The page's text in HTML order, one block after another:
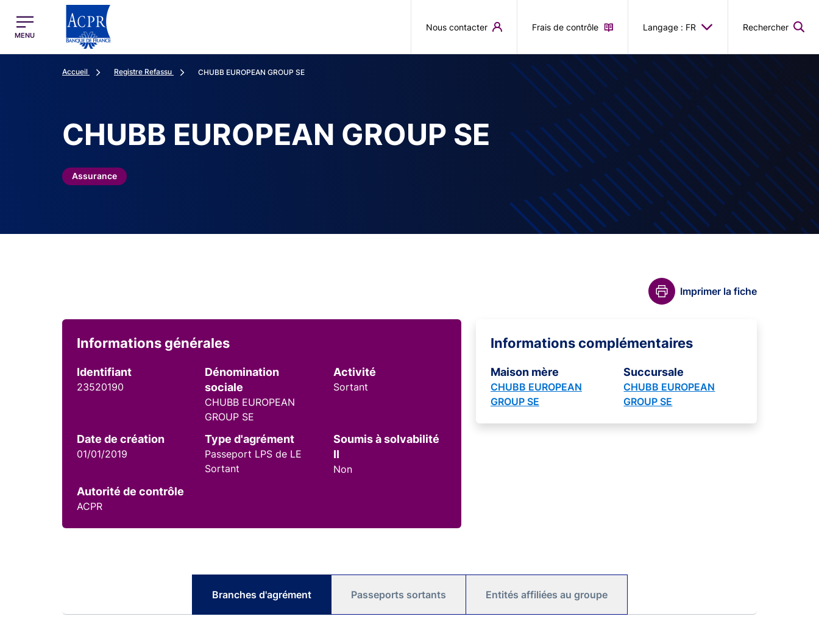
ACPR Menu Principal (French)
MENU
Nous contacter Frais de contrôle Langage : FR Rechercher
Accueil Registre Refassu CHUBB EUROPEAN GROUP SE
CHUBB EUROPEAN GROUP SE
Assurance
Imprimer la fiche
Informations générales
Identifiant
23520190
Dénomination
sociale
CHUBB EUROPEAN
GROUP SE
Activité
Sortant
Date de création
01/01/2019
Type d'agrément
Passeport LPS de LE
Sortant
Soumis à solvabilité
II
Non
Autorité de contrôle
ACPR
Informations complémentaires
Maison mère
CHUBB EUROPEAN
GROUP SE
Succursale
CHUBB EUROPEAN
GROUP SE
Branches d'agrément Passeports sortants Entités affiliées au groupe